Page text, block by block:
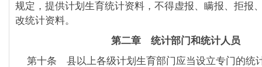
规定，提供计划生育统计资料，不得虚报、瞒报、拒报
改统计资料。
第二章 统计部门和统计人员
第十条 县以上各级计划生育部门应当设立专门的统